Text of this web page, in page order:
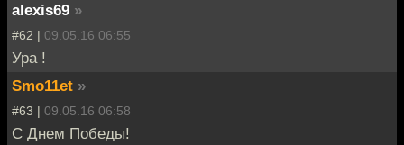
alexis69 »
#62 | 09.05.16 06:55
Ура !
Smo11et »
#63 | 09.05.16 06:58
С Днем Победы!